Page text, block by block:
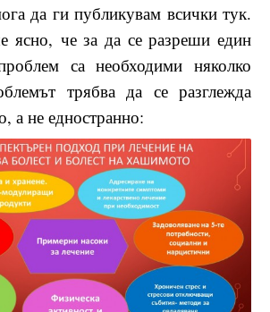
да ги публикувам всички тук.
ясно, че за да се разреши един
са необходими няколко
трябва да се разглежда
а не едностранно: